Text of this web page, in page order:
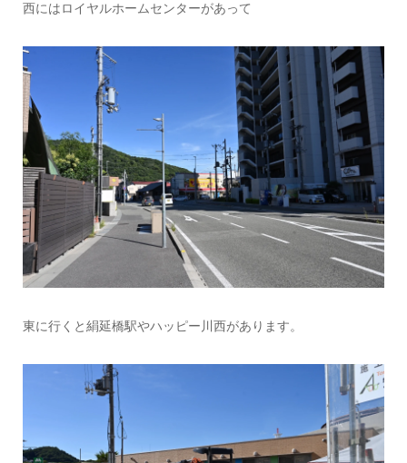
西にはロイヤルホームセンターがあって
東に行くと絹延橋駅やハッピー川西があります。